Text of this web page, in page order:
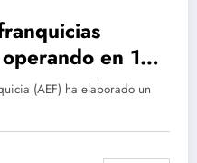
en 139
(AEF) ha elaborado un